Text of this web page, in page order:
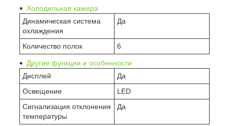
Холодильная камера
Динамическая система
охлаждения
Да
Количество полок 6
Другие функции и особенности
Дисплей
Да
Освещение
LED
Сигнализация отклонения
температуры
Да